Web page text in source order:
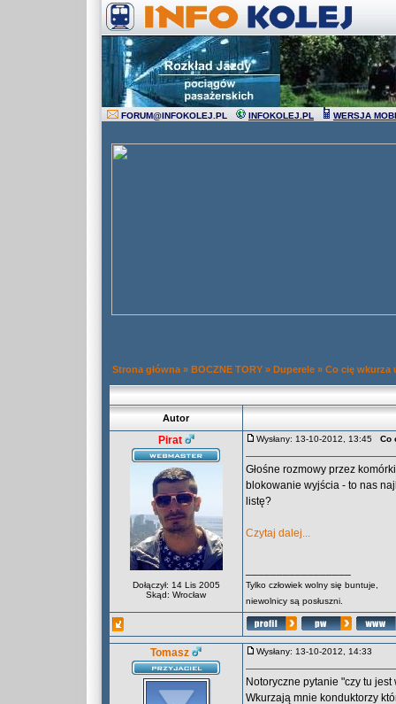
FORUM@INFOKOLEJ.PL INFOKOLEJ.PL WERSJA
Strona główna » BOCZNE TORY » Duperele » Co cię wkurza
Autor
Pirat
Dołączył: 14 Lis 2005
Skąd: Wrocław
Wysłany: 13-10-2012, 13:45 Co
Głośne rozmowy przez
blokowanie wyjścia - to nas
listę?
Czytaj dalej...
Tylko człowiek wolny się buntuje,
niewolnicy są posłuszni.
Tomasz Wysłany: 13-10-2012, 14:33
Notoryczne pytanie "czy tu
Wkurzają mnie konduktorzy